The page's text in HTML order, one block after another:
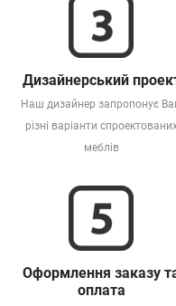
Дизайнерський
Наш дизайнер запропонує
різні варіанти
меблів
Оформлення заказу
оплата